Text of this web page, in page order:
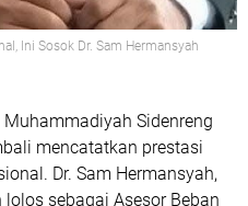
Ini Sosok Dr. Sam Hermansyah
Sidenreng
mencatatkan prestasi
Dr. Sam Hermansyah,
lolos sebagai Asesor Beban